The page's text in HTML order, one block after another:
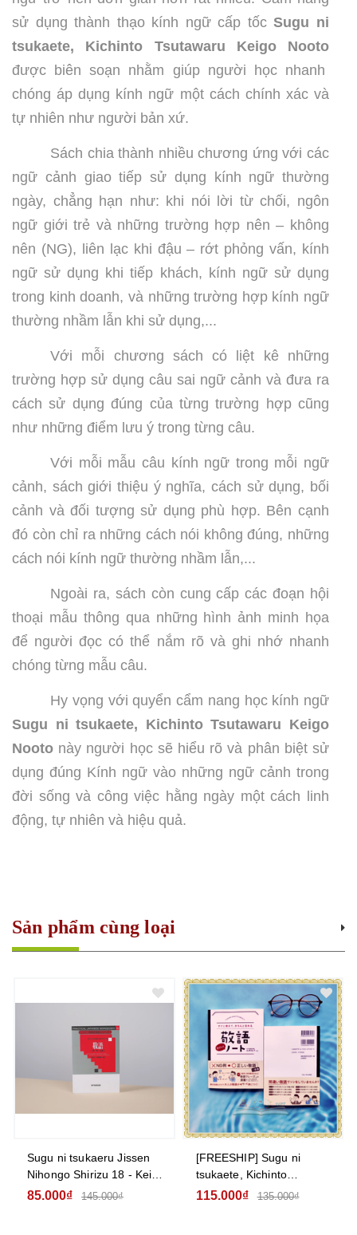
sử dụng thành thạo kính ngữ cấp tốcSugu ni
tsukaete, Kichinto Tsutawaru Keigo Nooto
được biên soạn nhằm giúp người học nhanh
chóng áp dụng kính ngữ một cách chính xác và
tự nhiên như người bản xứ.
Sách chia thành nhiều chương ứng với các
ngữ cảnh giao tiếp sử dụng kính ngữ thường
ngày, chẳng hạn như: khi nói lời từ chối, ngôn
ngữ giới trẻ và những trường hợp nên – không
nên (NG), liên lạc khi đậu – rớt phỏng vấn, kính
ngữ sử dụng khi tiếp khách, kính ngữ sử dụng
trong kinh doanh, và những trường hợp kính ngữ
thường nhầm lẫn khi sử dụng,...
Với mỗi chương sách có liệt kê những
trường hợp sử dụng câu sai ngữ cảnh và đưa ra
cách sử dụng đúng của từng trường hợp cũng
như những điểm lưu ý trong từng câu.
Với mỗi mẫu câu kính ngữ trong mỗi ngữ
cảnh, sách giới thiệu ý nghĩa, cách sử dụng, bối
cảnh và đối tượng sử dụng phù hợp. Bên cạnh
đó còn chỉ ra những cách nói không đúng, những
cách nói kính ngữ thường nhầm lẫn,...
Ngoài ra, sách còn cung cấp các đoạn hội
thoại mẫu thông qua những hình ảnh minh họa
để người đọc có thể nắm rõ và ghi nhớ nhanh
chóng từng mẫu câu.
Hy vọng với quyển cẩm nang học kính ngữ
Sugu ni tsukaete, Kichinto Tsutawaru Keigo
Nooto này người học sẽ hiểu rõ và phân biệt sử
dụng đúng Kính ngữ vào những ngữ cảnh trong
đời sống và công việc hằng ngày một cách linh
động, tự nhiên và hiệu quả.
Sản phẩm cùng loại
Sugu ni tsukaeru Jissen
Nihongo Shirizu 18 - Keigo
(Sho.Chu.Joukyu) Kính
85.000₫ 145.000₫
[FREESHIP] Sugu ni
tsukaete, Kichinto
Tsutawaru Keigo Sakutto
115.000₫ 135.000₫